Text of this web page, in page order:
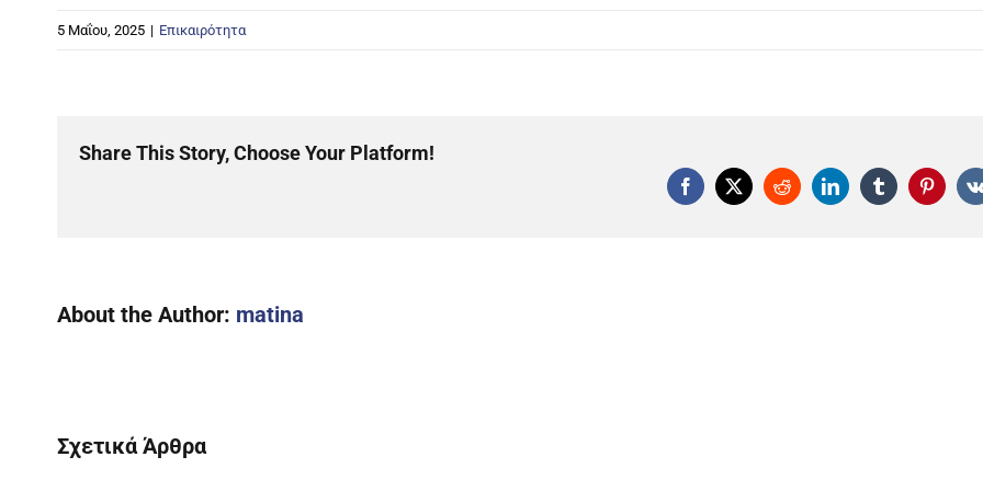
5 Μαΐου, 2025 | Επικαιρότητα
Share This Story, Choose Your Platform!
Facebook
X RedditLinkedInTumblr
About the Author: matina
Σχετικά Άρθρα